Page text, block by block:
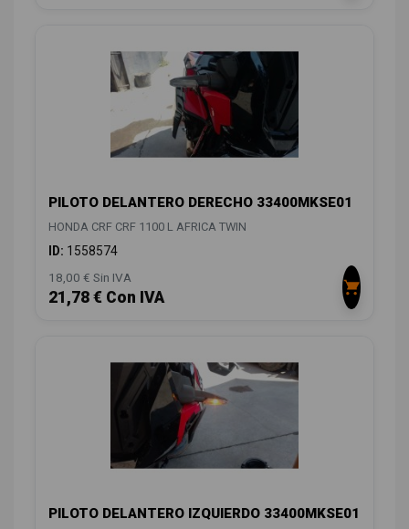
PILOTO DELANTERO DERECHO 33400MKSE01
HONDA CRF CRF 1100 L AFRICA TWIN
ID: 1558574
18,00 € Sin IVA
21,78 € Con IVA
PILOTO DELANTERO IZQUIERDO 33400MKSE01